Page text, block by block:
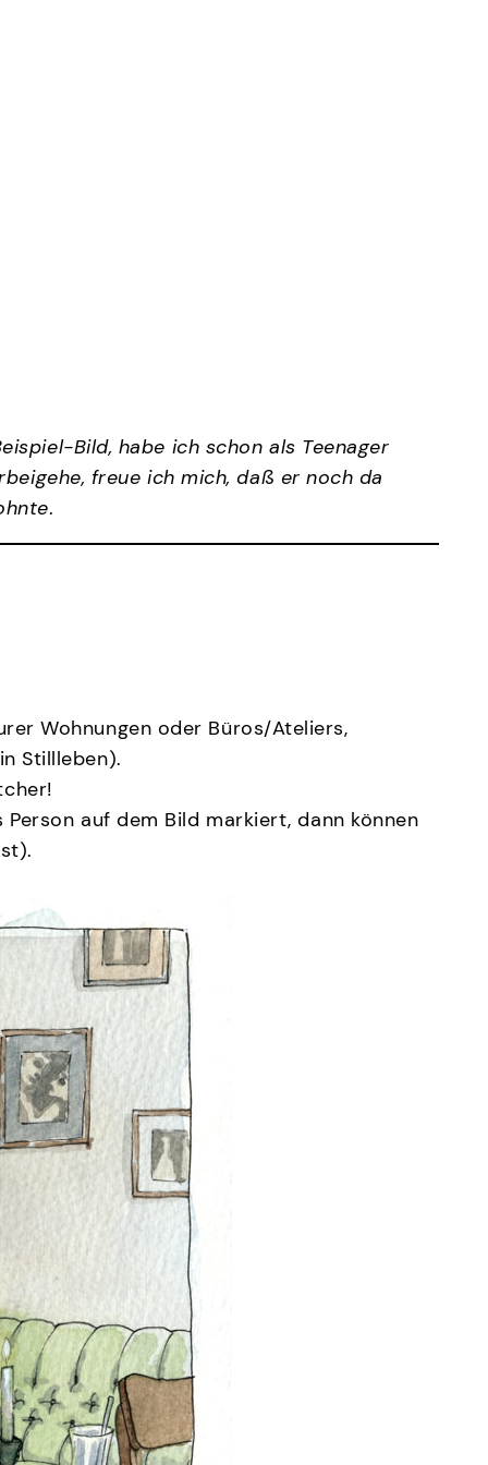
Bild, habe ich schon als Teenager
freue ich mich, daß er noch da
.
Wohnungen oder Büros/Ateliers,
Stillleben).
auf dem Bild markiert, dann können